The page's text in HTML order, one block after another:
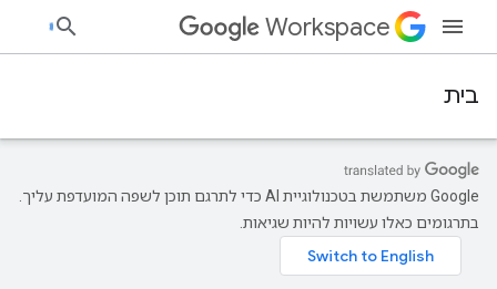
Workspace
בית
‫Google משתמשת בטכנולוגיית AI כדי לתרגם תוכן לשפה המועדפת עליך.
בתרגומים כאלו עשויות להיות שגיאות.